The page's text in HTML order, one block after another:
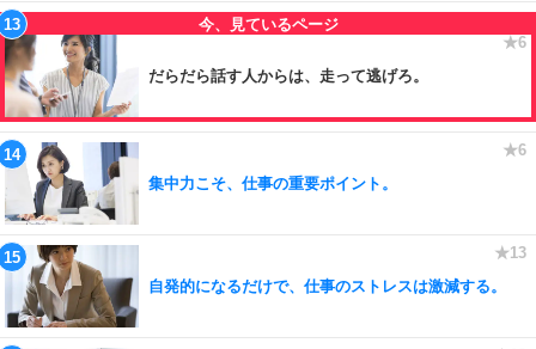
だらだら話す人からは、走って逃げろ。
集中力こそ、仕事の重要ポイント。
自発的になるだけで、仕事のストレスは激減する。